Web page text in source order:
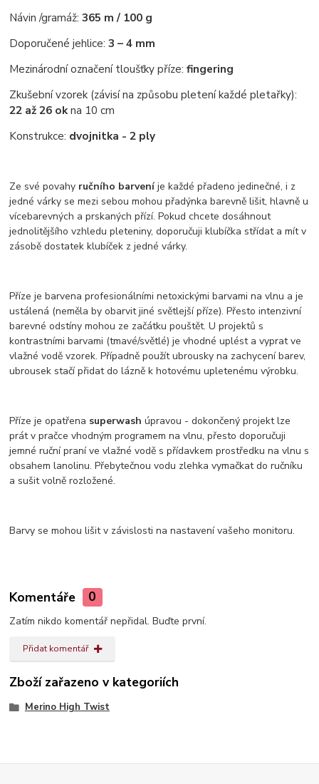
Návin /gramáž: 365 m / 100 g
Doporučené jehlice:3 – 4 mm
Mezinárodní označení tloušťky příze:fingering
Zkušební vzorek (závisí na způsobu pletení každé pletařky):
22 až 26 okna 10 cm
Konstrukce: dvojnitka - 2 ply
Ze své povahy ručního barveníje každé přadeno jedinečné, i z
jedné várky se mezi sebou mohou přadýnka barevně lišit, hlavně u
vícebarevných a prskaných přízí. Pokud chcete dosáhnout
jednolitějšího vzhledu pleteniny, doporučuji klubíčka střídat a mít v
zásobě dostatek klubíček z jedné várky.
Příze je barvena profesionálními netoxickými barvami na vlnu a je
ustálená (neměla by obarvit jiné světlejší příze). Přesto intenzivní
barevné odstíny mohou ze začátku pouštět. U projektů s
kontrastními barvami (tmavé/světlé) je vhodné uplést a vyprat ve
vlažné vodě vzorek. Případně použít ubrousky na zachycení barev,
ubrousek stačí přidat do lázně k hotovému upletenému výrobku.
Příze je opatřena superwash úpravou - dokončený projekt lze
prát v pračce vhodným programem na vlnu, přesto doporučuji
jemné ruční praní ve vlažné vodě s přídavkem prostředku na vlnu s
obsahem lanolinu. Přebytečnou vodu zlehka vymačkat do ručníku
a sušit volně rozložené.
Barvy se mohou lišit v závislosti na nastavení vašeho monitoru.
Komentáře 0
Zatím nikdo komentář nepřidal. Buďte první.
Přidat komentář
Zboží zařazeno v kategoriích
Merino High Twist